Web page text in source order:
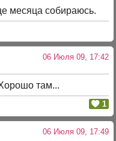
месяца собираюсь.
06 Июля 09, 17:42
там...
1
06 Июля 09, 17:49